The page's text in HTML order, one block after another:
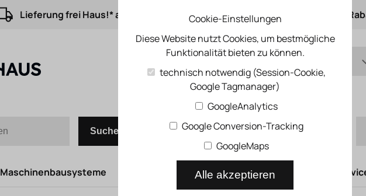
Lieferung frei Haus!* ab 50 € Auftragswert ab 500 € 1% Online-
Suchen
Schnellbestellung
Maschinenbausysteme Druckluftsysteme Kompressoren
Cookie-Einstellungen
Diese Website nutzt Cookies, um bestmögliche
Funktionalität bieten zu können.
technisch notwendig (Session-Cookie,
Google Tagmanager)
GoogleAnalytics
Google Conversion-Tracking
GoogleMaps
Alle akzeptieren